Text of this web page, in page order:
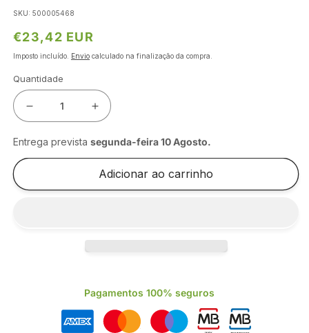
SKU: 500005468
Preço
normal
€23,42 EUR
Imposto incluído. Envio calculado na finalização da compra.
Quantidade
Diminuir
a
quantidade
de
Aumentar
a
quantidade
de
CX
Entrega prevista segunda-feira 10 Agosto.
Adicionar ao carrinho
Pagamentos 100% seguros